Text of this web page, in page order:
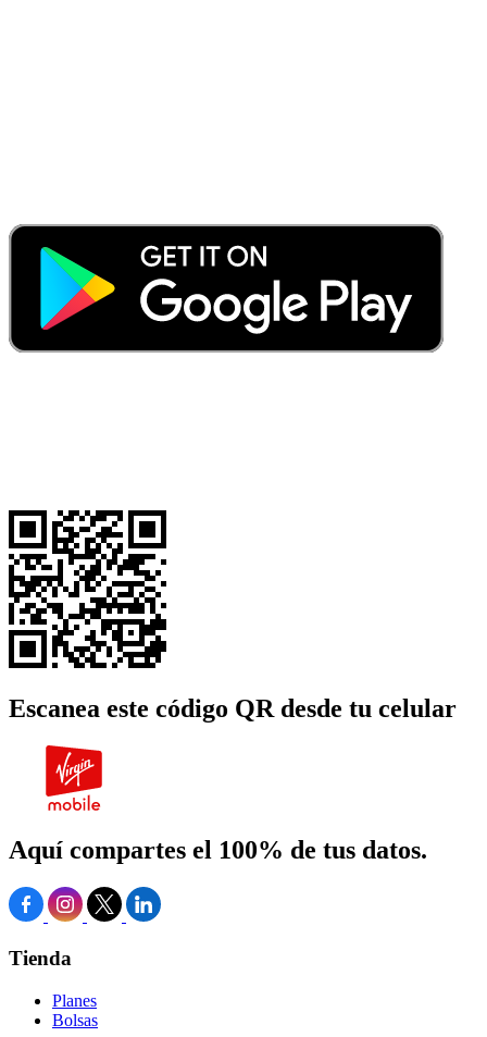
Escanea este código QR desde tu celular
Aquí compartes el 100% de tus datos.
Tienda
Planes
Bolsas